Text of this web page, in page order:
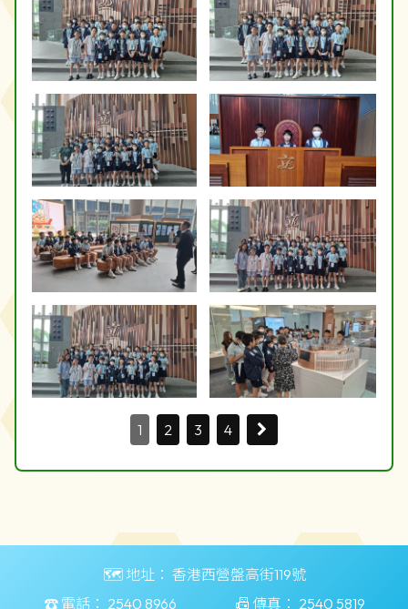
1 2 3 4
🗺️ 地址： 香港西營盤高街119號
☎️ 電話： 2540 8966 📠 傳真： 2540 5819